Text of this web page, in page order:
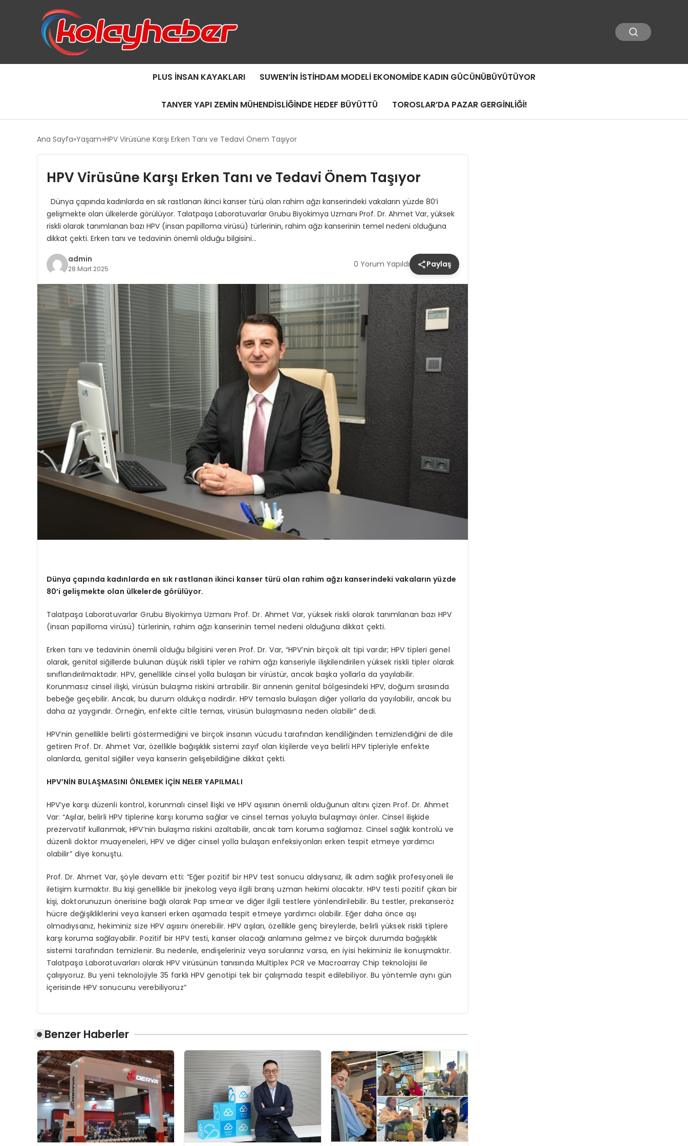
PLUS İNSAN KAYAKLARI SUWEN’IN İSTIHDAM MODELI EKONOMIDE KADIN GÜCÜNÜBÜYÜTÜYOR
TANYER YAPI ZEMIN MÜHENDISLIĞINDE HEDEF BÜYÜTTÜ TOROSLAR’DA PAZAR GERGİNLİĞİ!
Ana Sayfa Yaşam HPV Virüsüne Karşı Erken Tanı ve Tedavi Önem Taşıyor
HPV Virüsüne Karşı Erken Tanı ve Tedavi Önem Taşıyor
Dünya çapında kadınlarda en sık rastlanan ikinci kanser türü olan rahim ağzı kanserindeki vakaların yüzde 80’i
gelişmekte olan ülkelerde görülüyor. Talatpaşa Laboratuvarlar Grubu Biyokimya Uzmanı Prof. Dr. Ahmet Var, yüksek
riskli olarak tanımlanan bazı HPV (insan papilloma virüsü) türlerinin, rahim ağzı kanserinin temel nedeni olduğuna
dikkat çekti. Erken tanı ve tedavinin önemli olduğu bilgisini…
admin
28 Mart 2025 0 Yorum Yapıldı Paylaş
Dünya çapında kadınlarda en sık rastlanan ikinci kanser türü olan rahim ağzı kanserindeki vakaların yüzde
80’i gelişmekte olan ülkelerde görülüyor.
Talatpaşa Laboratuvarlar Grubu Biyokimya Uzmanı Prof. Dr. Ahmet Var, yüksek riskli olarak tanımlanan bazı HPV
(insan papilloma virüsü) türlerinin, rahim ağzı kanserinin temel nedeni olduğuna dikkat çekti.
Erken tanı ve tedavinin önemli olduğu bilgisini veren Prof. Dr. Var, “HPV’nin birçok alt tipi vardır; HPV tipleri genel
olarak, genital siğillerde bulunan düşük riskli tipler ve rahim ağzı kanseriyle ilişkilendirilen yüksek riskli tipler olarak
sınıflandırılmaktadır. HPV, genellikle cinsel yolla bulaşan bir virüstür, ancak başka yollarla da yayılabilir.
Korunmasız cinsel ilişki, virüsün bulaşma riskini artırabilir. Bir annenin genital bölgesindeki HPV, doğum sırasında
bebeğe geçebilir. Ancak, bu durum oldukça nadirdir. HPV temasla bulaşan diğer yollarla da yayılabilir, ancak bu
daha az yaygındır. Örneğin, enfekte ciltle temas, virüsün bulaşmasına neden olabilir” dedi.
HPV’nin genellikle belirti göstermediğini ve birçok insanın vücudu tarafından kendiliğinden temizlendiğini de dile
getiren Prof. Dr. Ahmet Var, özellikle bağışıklık sistemi zayıf olan kişilerde veya belirli HPV tipleriyle enfekte
olanlarda, genital siğiller veya kanserin gelişebildiğine dikkat çekti.
HPV’NİN BULAŞMASINI ÖNLEMEK İÇİN NELER YAPILMALI
HPV’ye karşı düzenli kontrol, korunmalı cinsel İlişki ve HPV aşısının önemli olduğunun altını çizen Prof. Dr. Ahmet
Var: “Aşılar, belirli HPV tiplerine karşı koruma sağlar ve cinsel temas yoluyla bulaşmayı önler. Cinsel ilişkide
prezervatif kullanmak, HPV’nin bulaşma riskini azaltabilir, ancak tam koruma sağlamaz. Cinsel sağlık kontrolü ve
düzenli doktor muayeneleri, HPV ve diğer cinsel yolla bulaşan enfeksiyonları erken tespit etmeye yardımcı
olabilir” diye konuştu.
Prof. Dr. Ahmet Var, şöyle devam etti: “Eğer pozitif bir HPV test sonucu aldıysanız, ilk adım sağlık profesyoneli ile
iletişim kurmaktır. Bu kişi genellikle bir jinekolog veya ilgili branş uzman hekimi olacaktır. HPV testi pozitif çıkan bir
kişi, doktorunuzun önerisine bağlı olarak Pap smear ve diğer ilgili testlere yönlendirilebilir. Bu testler, prekanseröz
hücre değişikliklerini veya kanseri erken aşamada tespit etmeye yardımcı olabilir. Eğer daha önce aşı
olmadıysanız, hekiminiz size HPV aşısını önerebilir. HPV aşıları, özellikle genç bireylerde, belirli yüksek riskli tiplere
karşı koruma sağlayabilir. Pozitif bir HPV testi, kanser olacağı anlamına gelmez ve birçok durumda bağışıklık
sistemi tarafından temizlenir. Bu nedenle, endişeleriniz veya sorularınız varsa, en iyisi hekiminiz ile konuşmaktır.
Talatpaşa Laboratuvarları olarak HPV virüsünün tanısında Multiplex PCR ve Macroarray Chip teknolojisi ile
çalışıyoruz. Bu yeni teknolojiyle 35 farklı HPV genotipi tek bir çalışmada tespit edilebiliyor. Bu yöntemle aynı gün
içerisinde HPV sonucunu verebiliyoruz”
Benzer Haberler